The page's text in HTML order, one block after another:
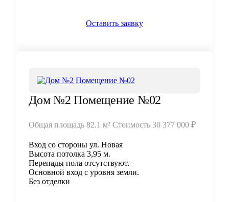
Оставить заявку
Дом №2 Помещение №02
Общая площадь 82.1 м² Стоимость 30 377 000 ₽
Вход со стороны ул. Новая
Высота потолка 3,95 м.
Перепады пола отсутствуют.
Основной вход с уровня земли.
Без отделки